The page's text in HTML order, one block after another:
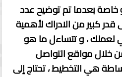
خاصة بعدما تم توضيح عدد
كبير من الادراك لأهمية
لعملك ، و تتساءل ما هو
خلال مواقع التواصل
هي التخطيط ، تحتاج إلى